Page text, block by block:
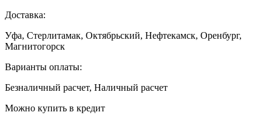
Доставка:
Уфа, Стерлитамак, Октябрьский, Нефтекамск, Оренбург,
Магнитогорск
Варианты оплаты:
Безналичный расчет, Наличный расчет
Можно купить в кредит